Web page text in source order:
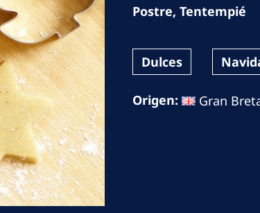
Romania
Russia
Asia Pacific
Asia Pacific
Australia
Philippines
NephroCare International
Postre, Tentempié
Dulces
Origen: Gran